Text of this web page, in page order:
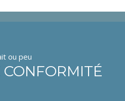
ou peu